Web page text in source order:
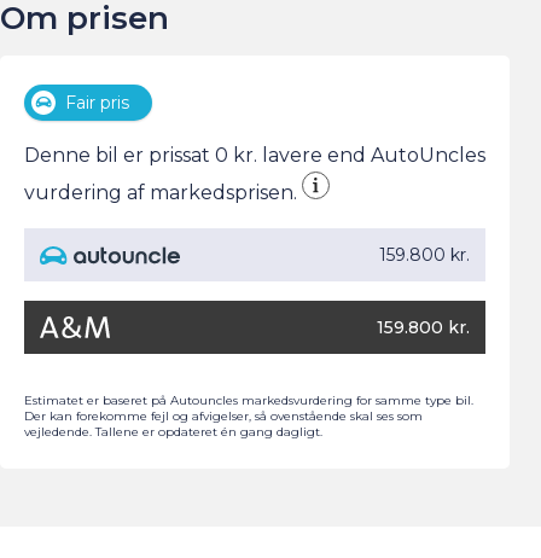
Antal cylindre
Partikelfilter (DPF)
Tilkoblingsvægt med bremser
Tankstørrelse
Om prisen
Fair pris
Denne bil er prissat 0 kr. lavere end AutoUncles
vurdering af markedsprisen.
159.800 kr.
159.800 kr.
Estimatet er baseret på Autouncles markedsvurdering for samme type bil.
Der kan forekomme fejl og afvigelser, så ovenstående skal ses som
vejledende. Tallene er opdateret én gang dagligt.